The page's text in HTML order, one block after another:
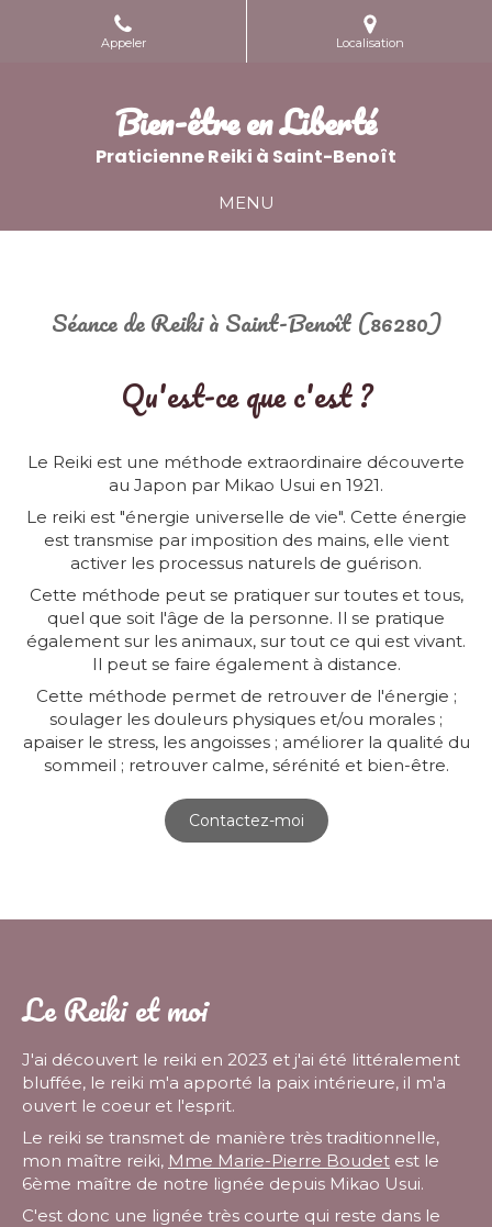
Appeler Localisation
Bien-être en Liberté
Praticienne Reiki à Saint-Benoît
MENU
Séance de Reiki à Saint-Benoît (86280)
Qu'est-ce que c'est ?
Le Reiki est une méthode extraordinaire découverte
au Japon par Mikao Usui en 1921.
Le reiki est "énergie universelle de vie". Cette énergie
est transmise par imposition des mains, elle vient
activer les processus naturels de guérison.
Cette méthode peut se pratiquer sur toutes et tous,
quel que soit l'âge de la personne. Il se pratique
également sur les animaux, sur tout ce qui est vivant.
Il peut se faire également à distance.
Cette méthode permet de retrouver de l'énergie ;
soulager les douleurs physiques et/ou morales ;
apaiser le stress, les angoisses ; améliorer la qualité du
sommeil ; retrouver calme, sérénité et bien-être.
Contactez-moi
Le Reiki et moi
J'ai découvert le reiki en 2023 et j'ai été littéralement
bluffée, le reiki m'a apporté la paix intérieure, il m'a
ouvert le coeur et l'esprit.
Le reiki se transmet de manière très traditionnelle,
mon maître reiki, Mme Marie-Pierre Boudet est le
6ème maître de notre lignée depuis Mikao Usui.
C'est donc une lignée très courte qui reste dans le